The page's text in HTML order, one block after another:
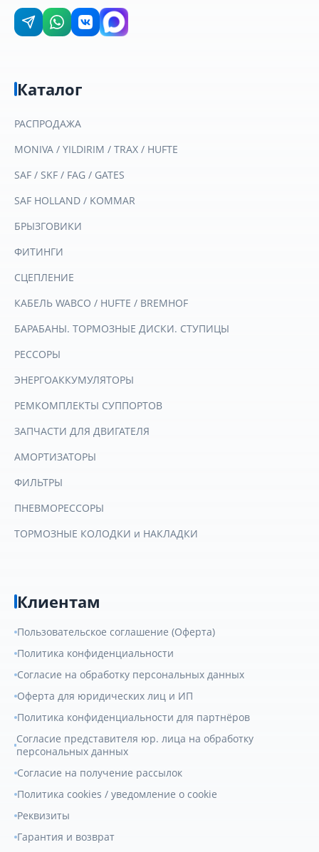
Каталог
РАСПРОДАЖА
MONIVA / YILDIRIM / TRAX / HUFTE
SAF / SKF / FAG / GATES
SAF HOLLAND / KOMMAR
БРЫЗГОВИКИ
ФИТИНГИ
СЦЕПЛЕНИЕ
КАБЕЛЬ WABCO / HUFTE / BREMHOF
БАРАБАНЫ. ТОРМОЗНЫЕ ДИСКИ. СТУПИЦЫ
РЕССОРЫ
ЭНЕРГОАККУМУЛЯТОРЫ
РЕМКОМПЛЕКТЫ СУППОРТОВ
ЗАПЧАСТИ ДЛЯ ДВИГАТЕЛЯ
АМОРТИЗАТОРЫ
ФИЛЬТРЫ
ПНЕВМОРЕССОРЫ
ТОРМОЗНЫЕ КОЛОДКИ и НАКЛАДКИ
Клиентам
Пользовательское соглашение (Оферта)
Политика конфиденциальности
Согласие на обработку персональных данных
Оферта для юридических лиц и ИП
Политика конфиденциальности для партнёров
Согласие представителя юр. лица на обработку
персональных данных
Согласие на получение рассылок
Политика cookies / уведомление о cookie
Реквизиты
Гарантия и возврат